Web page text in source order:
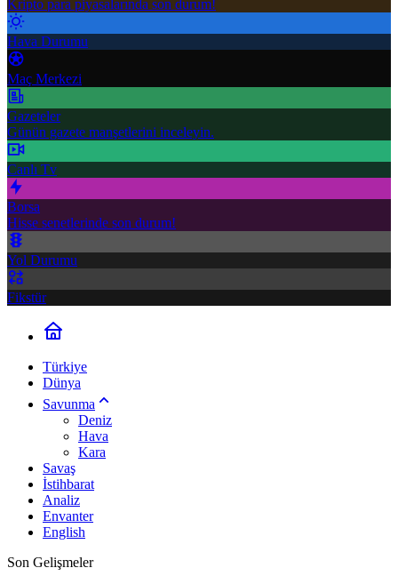
Kripto para piyasalarında son durum!
Hava Durumu
Maç Merkezi
Gazeteler
Günün gazete manşetlerini inceleyin.
Canlı Tv
Borsa
Hisse senetlerinde son durum!
Yol Durumu
Fikstür
Türkiye
Dünya
Savunma
Deniz
Hava
Kara
Savaş
İstihbarat
Analiz
Envanter
English
Son Gelişmeler